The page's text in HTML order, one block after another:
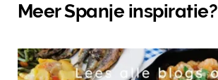
Meer Spanje inspiratie?